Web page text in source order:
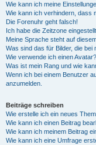
Wie kann ich meine
Wie kann ich verhindern, dass
Die Forenuhr geht falsch!
Ich habe die Zeitzone
Meine Sprache steht auf
Was sind das für Bilder, die
Wie verwende ich einen Avatar?
Was ist mein Rang und wie
Wenn ich bei einem Benutzer
anzumelden.
Beiträge schreiben
Wie erstelle ich ein neues
Wie kann ich einen Beitrag
Wie kann ich meinem Beitrag
Wie kann ich eine Umfrage